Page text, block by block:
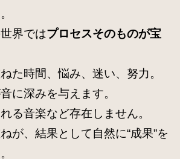
界ではプロセスそのものが宝
た時間、悩み、迷い、努力。
に深みを与えます。
る音楽など存在しません。
が、結果として自然に“成果”を